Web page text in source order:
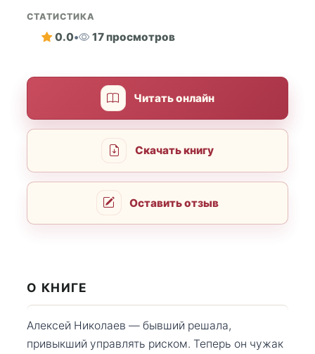
СТАТИСТИКА
0.0• 17 просмотров
Читать онлайн
Скачать книгу
Оставить отзыв
О КНИГЕ
Алексей Николаев — бывший решала,
привыкший управлять риском. Теперь он чужак